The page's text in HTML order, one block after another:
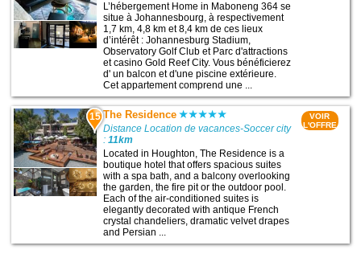
L’hébergement Home in Maboneng 364 se
situe à Johannesbourg, à respectivement
1,7 km, 4,8 km et 8,4 km de ces lieux
d’intérêt : Johannesburg Stadium,
Observatory Golf Club et Parc d'attractions
et casino Gold Reef City. Vous bénéficierez
d' un balcon et d'une piscine extérieure.
Cet appartement comprend une ...
15 The Residence
Distance Location de vacances-Soccer city
:11km
Located in Houghton, The Residence is a
boutique hotel that offers spacious suites
with a spa bath, and a balcony overlooking
the garden, the fire pit or the outdoor pool.
Each of the air-conditioned suites is
elegantly decorated with antique French
crystal chandeliers, dramatic velvet drapes
and Persian ...
VOIR
L'OFFRE